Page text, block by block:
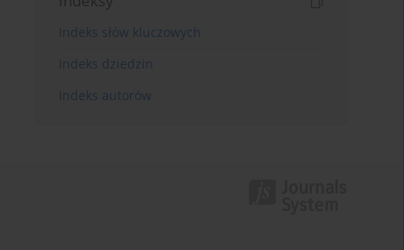
Indeks słów kluczowych
Indeks dziedzin
Indeks autorów